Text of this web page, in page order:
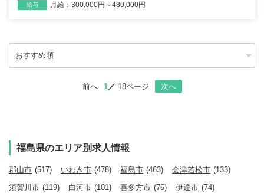
雇用形態
給与 月給：300,000円～480,000円
前へ 1 18ページ 次へ
福島県のエリア別求人情報
郡山市 (517) いわき市 (478) 福島市 (463) 会津若松市 (133)
須賀川市 (119) 白河市 (101) 喜多方市 (76) 伊達市 (74)